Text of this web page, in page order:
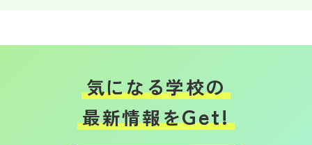
気になる学校の
最新情報をGet!